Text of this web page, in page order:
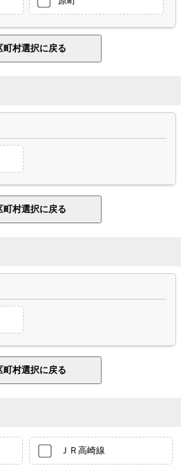
ＪＲ高崎線